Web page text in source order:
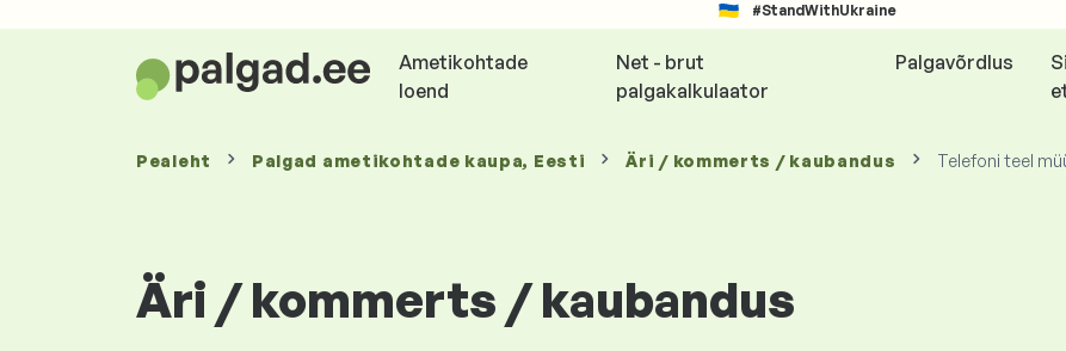
#StandWithUkraine
Ametikohtade
loend
Net - brut
palgakalkulaator
Palgavõrdlus
Pealeht Palgad ametikohtade kaupa, Eesti Äri / kommerts / kaubandus Telefoni teel
Äri / kommerts / kaubandus